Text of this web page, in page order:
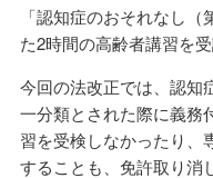
「認知症のおそれなし
た2時間の高齢者講習を
今回の法改正では、認知
一分類とされた際に義務
習を受検しなかったり、
することも、免許取り消